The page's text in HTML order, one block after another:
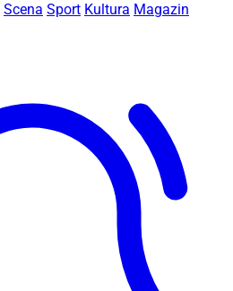
Scena Sport Kultura Magazin